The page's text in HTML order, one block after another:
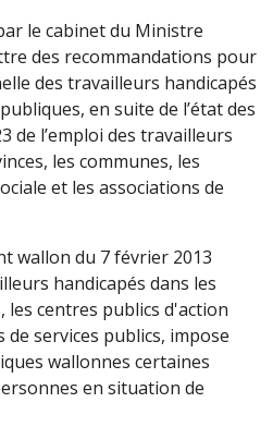
le cabinet du Ministre
des recommandations pour
des travailleurs handicapés
en suite de l’état des
de l’emploi des travailleurs
les communes, les
et les associations de
wallon du 7 février 2013
handicapés dans les
les centres publics d'action
de services publics, impose
wallonnes certaines
en situation de